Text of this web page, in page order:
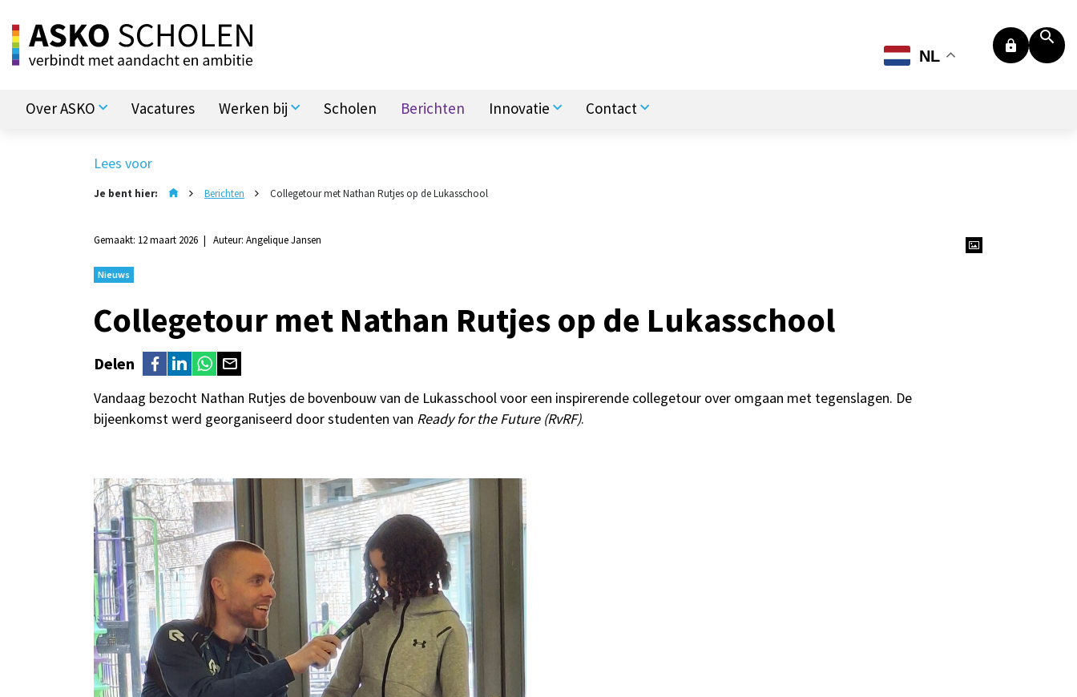
Over ASKO Vacatures Werken bij Scholen Berichten Innovatie Contact
Lees voor
Je bent hier: Berichten Collegetour met Nathan Rutjes op de Lukasschool
Gemaakt: 12 maart 2026 Auteur: Angelique Jansen
Nieuws
Collegetour met Nathan Rutjes op de Lukasschool
Delen
Vandaag bezocht Nathan Rutjes de bovenbouw van de Lukasschool voor een inspirerende collegetour over omgaan met tegenslagen. De
bijeenkomst werd georganiseerd door studenten van Ready for the Future (RvRF).
NL